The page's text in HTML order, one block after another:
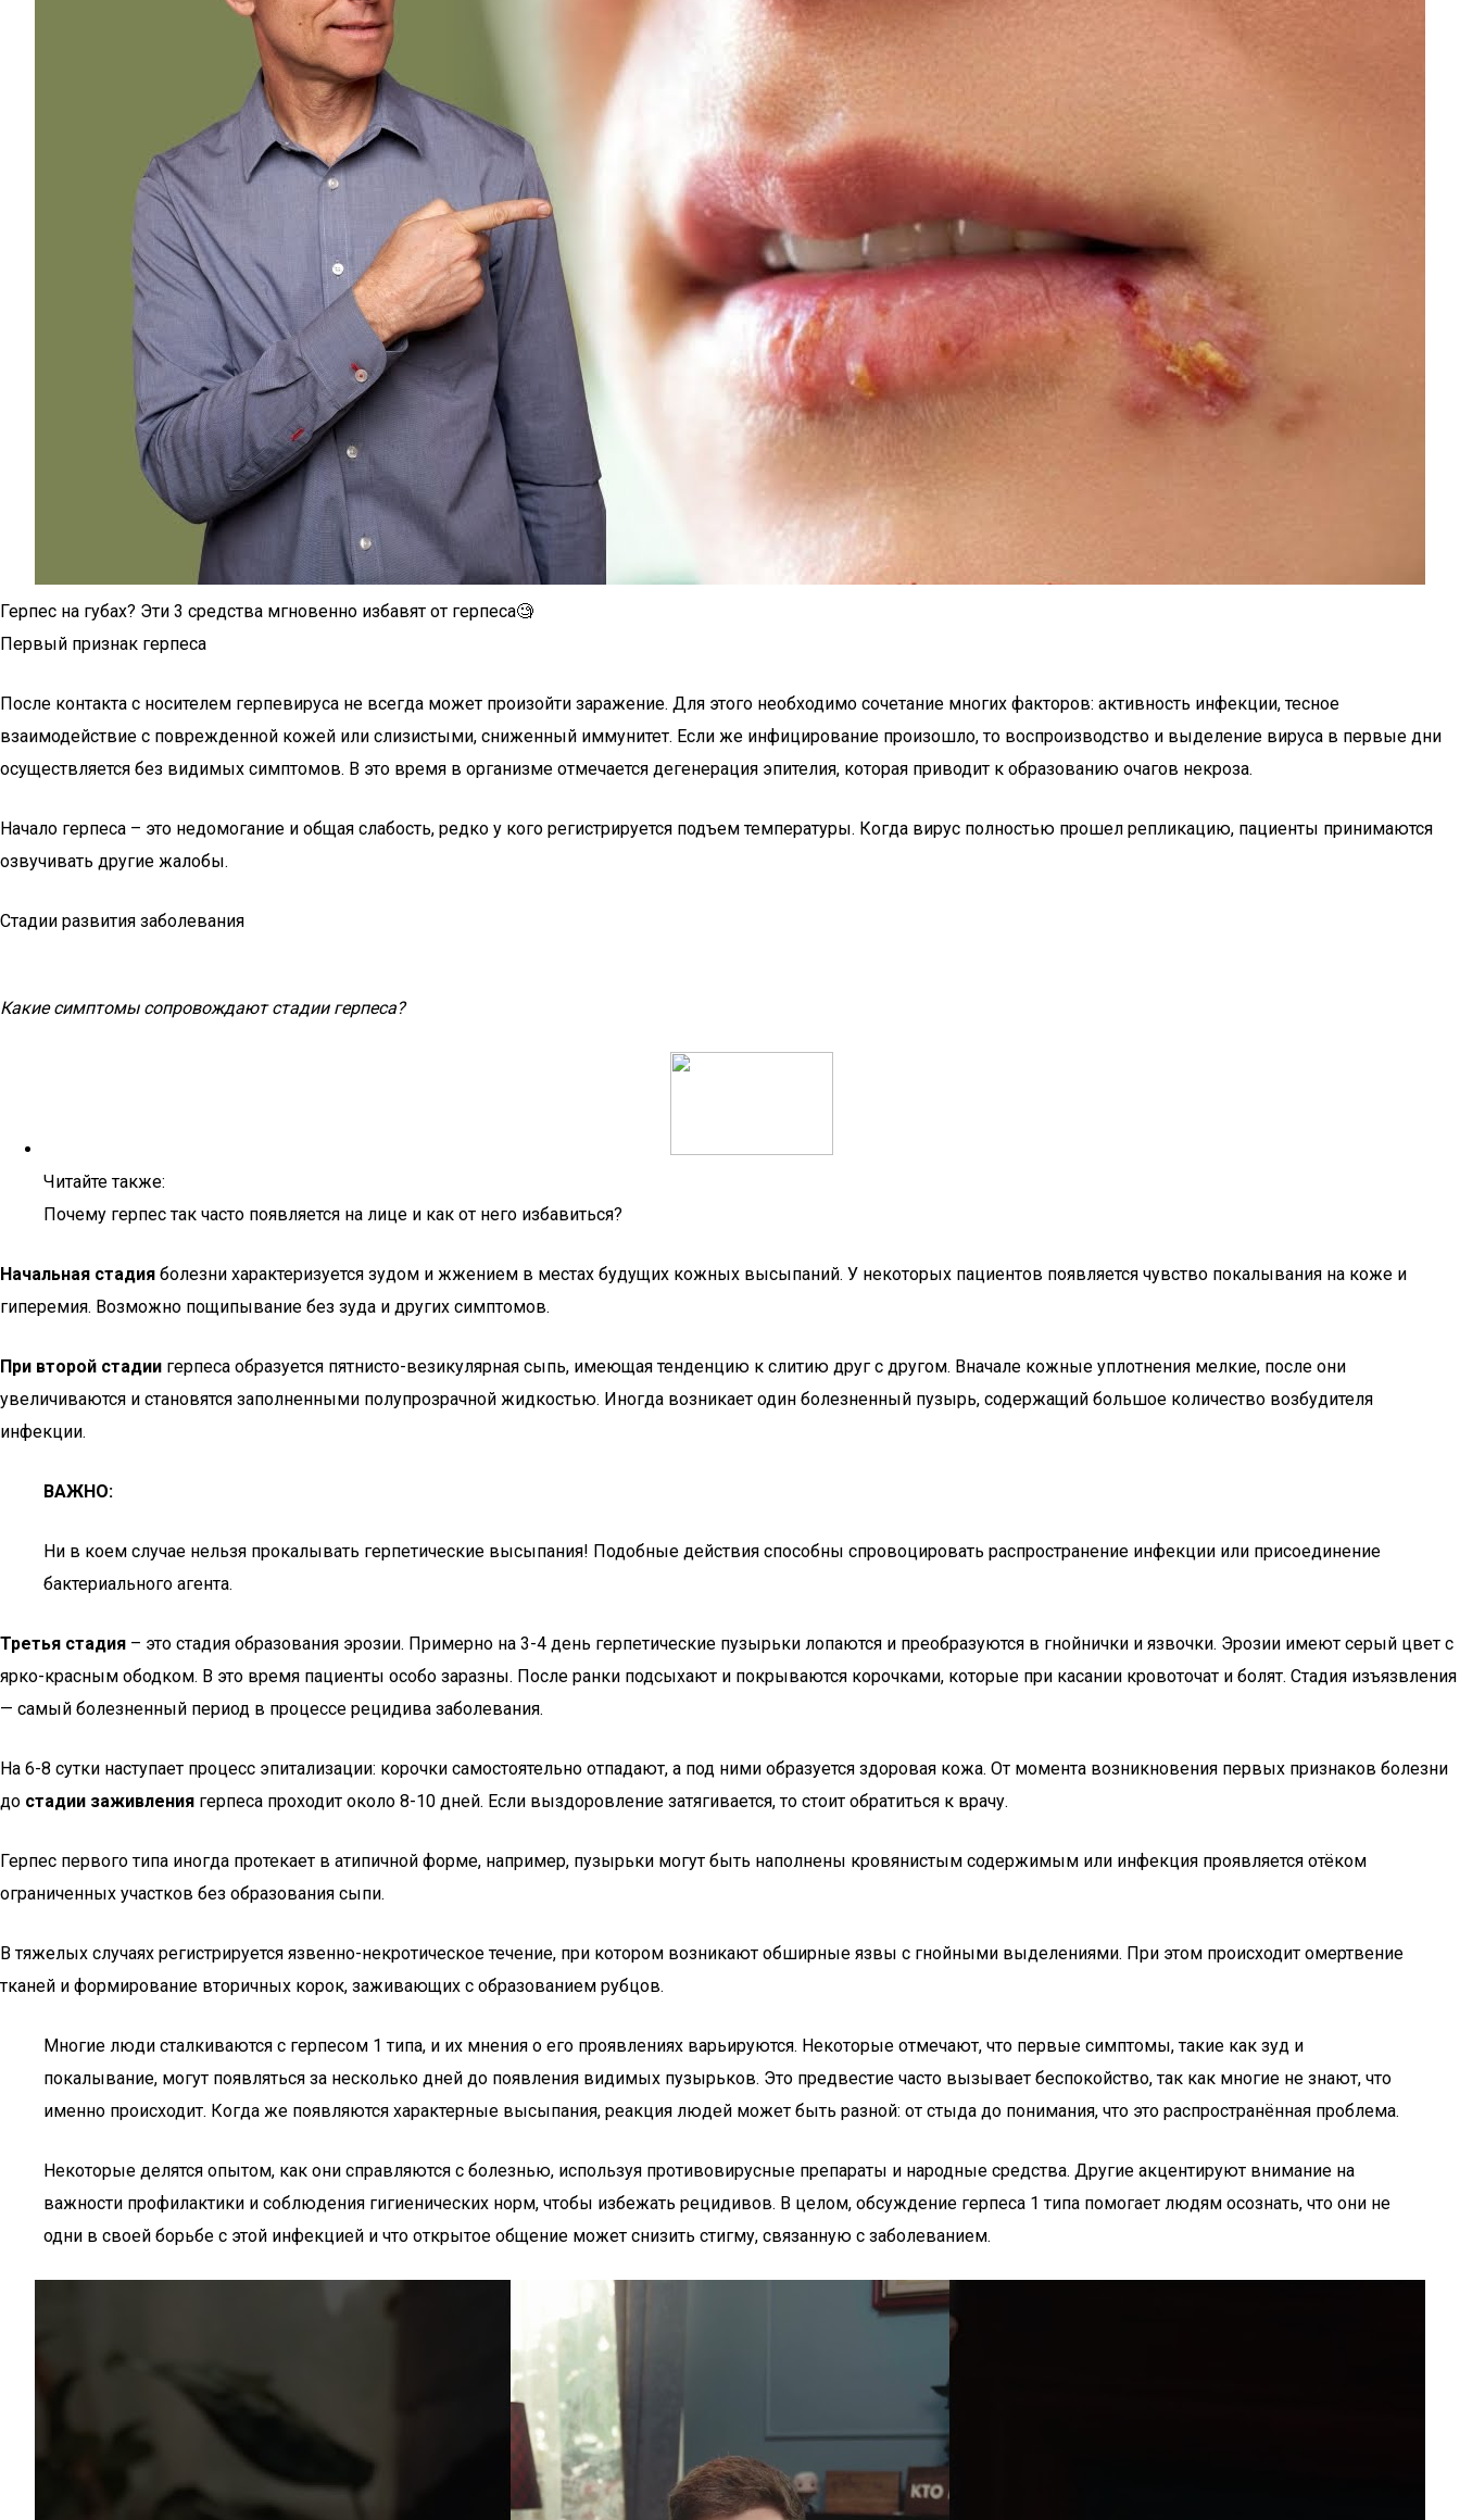
Герпес на губах? Эти 3 средства мгновенно избавят от герпеса🧐
Первый признак герпеса
После контакта с носителем герпевируса не всегда может произойти заражение. Для этого необходимо сочетание многих факторов: активность инфекции, тесное
взаимодействие с поврежденной кожей или слизистыми, сниженный иммунитет. Если же инфицирование произошло, то воспроизводство и выделение вируса в первые дни
осуществляется без видимых симптомов. В это время в организме отмечается дегенерация эпителия, которая приводит к образованию очагов некроза.
Начало герпеса – это недомогание и общая слабость, редко у кого регистрируется подъем температуры. Когда вирус полностью прошел репликацию, пациенты принимаются
озвучивать другие жалобы.
Cтадии развития заболевания
Какие симптомы сопровождают стадии герпеса?
Читайте также:
Почему герпес так часто появляется на лице и как от него избавиться?
Начальная стадия болезни характеризуется зудом и жжением в местах будущих кожных высыпаний. У некоторых пациентов появляется чувство покалывания на коже и
гиперемия. Возможно пощипывание без зуда и других симптомов.
При второй стадии герпеса образуется пятнисто-везикулярная сыпь, имеющая тенденцию к слитию друг с другом. Вначале кожные уплотнения мелкие, после они
увеличиваются и становятся заполненными полупрозрачной жидкостью. Иногда возникает один болезненный пузырь, содержащий большое количество возбудителя
инфекции.
ВАЖНО:
Ни в коем случае нельзя прокалывать герпетические высыпания! Подобные действия способны спровоцировать распространение инфекции или присоединение
бактериального агента.
Третья стадия – это стадия образования эрозии. Примерно на 3-4 день герпетические пузырьки лопаются и преобразуются в гнойнички и язвочки. Эрозии имеют серый цвет с
ярко-красным ободком. В это время пациенты особо заразны. После ранки подсыхают и покрываются корочками, которые при касании кровоточат и болят. Стадия изъязвления
— самый болезненный период в процессе рецидива заболевания.
На 6-8 сутки наступает процесс эпитализации: корочки самостоятельно отпадают, а под ними образуется здоровая кожа. От момента возникновения первых признаков болезни
до стадии заживления герпеса проходит около 8-10 дней. Если выздоровление затягивается, то стоит обратиться к врачу.
Герпес первого типа иногда протекает в атипичной форме, например, пузырьки могут быть наполнены кровянистым содержимым или инфекция проявляется отёком
ограниченных участков без образования сыпи.
В тяжелых случаях регистрируется язвенно-некротическое течение, при котором возникают обширные язвы с гнойными выделениями. При этом происходит омертвение
тканей и формирование вторичных корок, заживающих с образованием рубцов.
Многие люди сталкиваются с герпесом 1 типа, и их мнения о его проявлениях варьируются. Некоторые отмечают, что первые симптомы, такие как зуд и
покалывание, могут появляться за несколько дней до появления видимых пузырьков. Это предвестие часто вызывает беспокойство, так как многие не знают, что
именно происходит. Когда же появляются характерные высыпания, реакция людей может быть разной: от стыда до понимания, что это распространённая проблема.
Некоторые делятся опытом, как они справляются с болезнью, используя противовирусные препараты и народные средства. Другие акцентируют внимание на
важности профилактики и соблюдения гигиенических норм, чтобы избежать рецидивов. В целом, обсуждение герпеса 1 типа помогает людям осознать, что они не
одни в своей борьбе с этой инфекцией и что открытое общение может снизить стигму, связанную с заболеванием.